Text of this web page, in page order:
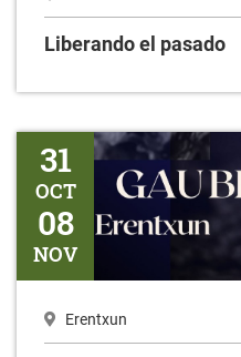
Liberando el pasado
Gaubeltza
31
OCT
08
NOV
Erentxun